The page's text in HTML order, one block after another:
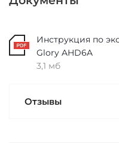
Инструкция по
Glory AHD6A
3,1 мб
Отзывы